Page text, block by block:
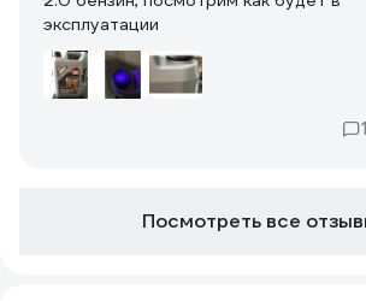
эксплуатации
1
Посмотреть все